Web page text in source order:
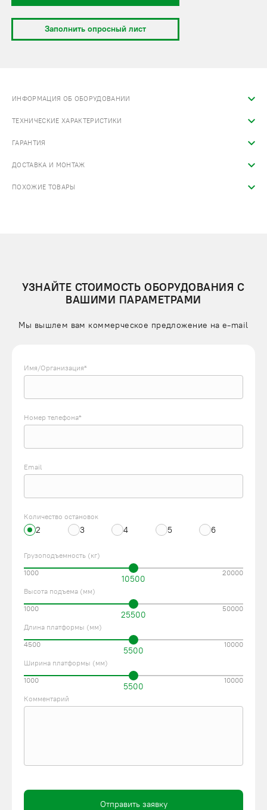
Заполнить опросный лист
ИНФОРМАЦИЯ ОБ ОБОРУДОВАНИИ
ТЕХНИЧЕСКИЕ ХАРАКТЕРИСТИКИ
ГАРАНТИЯ
ДОСТАВКА И МОНТАЖ
ПОХОЖИЕ ТОВАРЫ
УЗНАЙТЕ СТОИМОСТЬ ОБОРУДОВАНИЯ С
ВАШИМИ ПАРАМЕТРАМИ
Мы вышлем вам коммерческое предложение на e-mail
Имя/Организация*
Номер телефона*
Email
Количество остановок
2 3 4 5 6
Грузоподъемность (кг)
10500
1000 20000
Высота подъема (мм)
25500
1000 50000
Длина платформы (мм)
5500
4500 10000
Ширина платформы (мм)
5500
1000 10000
Комментарий
Отправить заявку